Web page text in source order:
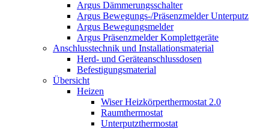
Argus Dämmerungsschalter
Argus Bewegungs-/Präsenzmelder Unterputz
Argus Bewegungsmelder
Argus Präsenzmelder Komplettgeräte
Anschlusstechnik und Installationsmaterial
Herd- und Geräteanschlussdosen
Befestigungsmaterial
Übersicht
Heizen
Wiser Heizkörperthermostat 2.0
Raumthermostat
Unterputzthermostat